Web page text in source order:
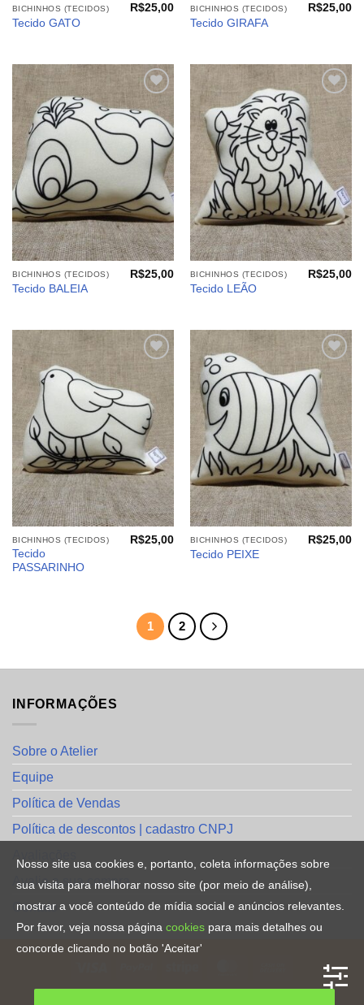
BICHINHOS (TECIDOS)
Tecido GATO
R$25,00 BICHINHOS (TECIDOS)
Tecido GIRAFA
R$25,00
Adicionar
aos
meus
desejos
BICHINHOS (TECIDOS)
Tecido BALEIA
R$25,00
Adicionar
meus
desejos
BICHINHOS (TECIDOS)
Tecido LEÃO
R$25,00
meus
desejos
BICHINHOS (TECIDOS)
Tecido
PASSARINHO
R$25,00
Adicionar
aos
meus
desejos
BICHINHOS (TECIDOS)
Tecido PEIXE
R$25,00
1 2
INFORMAÇÕES
Sobre o Atelier
Equipe
Política de Vendas
Política de descontos | cadastro CNPJ
Avalie a sua compra
Contato
Nosso site usa cookies e, portanto, coleta informações sobre
sua visita para melhorar nosso site (por meio de análise),
mostrar a você conteúdo de mídia social e anúncios relevantes.
Por favor, veja nossa página cookies para mais detalhes ou
concorde clicando no botão 'Aceitar'